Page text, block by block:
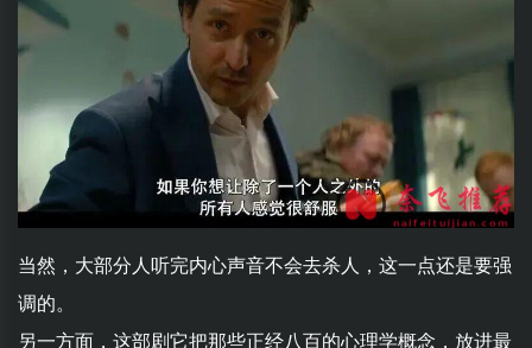
当然，大部分人听完内心声音不会去杀人，这一点还是要强
调的。
另一方面，这部剧它把那些正经八百的心理学概念，放进最